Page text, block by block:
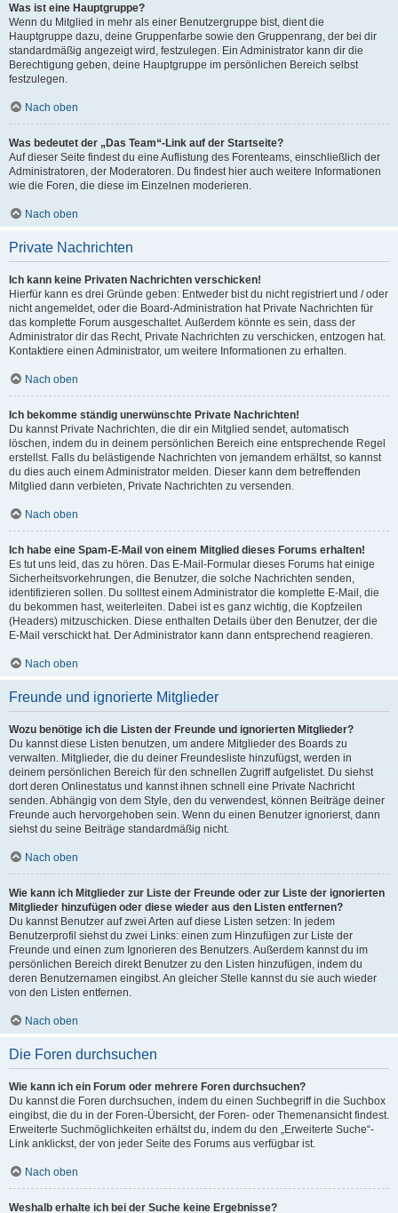
Was ist eine Hauptgruppe?
Wenn du Mitglied in mehr als einer Benutzergruppe bist, dient die
Hauptgruppe dazu, deine Gruppenfarbe sowie den Gruppenrang, der bei dir
standardmäßig angezeigt wird, festzulegen. Ein Administrator kann dir die
Berechtigung geben, deine Hauptgruppe im persönlichen Bereich selbst
festzulegen.
Nach oben
Was bedeutet der „Das Team“-Link auf der Startseite?
Auf dieser Seite findest du eine Auflistung des Forenteams, einschließlich der
Administratoren, der Moderatoren. Du findest hier auch weitere Informationen
wie die Foren, die diese im Einzelnen moderieren.
Nach oben
Private Nachrichten
Ich kann keine Privaten Nachrichten verschicken!
Hierfür kann es drei Gründe geben: Entweder bist du nicht registriert und / oder
nicht angemeldet, oder die Board-Administration hat Private Nachrichten für
das komplette Forum ausgeschaltet. Außerdem könnte es sein, dass der
Administrator dir das Recht, Private Nachrichten zu verschicken, entzogen hat.
Kontaktiere einen Administrator, um weitere Informationen zu erhalten.
Nach oben
Ich bekomme ständig unerwünschte Private Nachrichten!
Du kannst Private Nachrichten, die dir ein Mitglied sendet, automatisch
löschen, indem du in deinem persönlichen Bereich eine entsprechende Regel
erstellst. Falls du belästigende Nachrichten von jemandem erhältst, so kannst
du dies auch einem Administrator melden. Dieser kann dem betreffenden
Mitglied dann verbieten, Private Nachrichten zu versenden.
Nach oben
Ich habe eine Spam-E-Mail von einem Mitglied dieses Forums erhalten!
Es tut uns leid, das zu hören. Das E-Mail-Formular dieses Forums hat einige
Sicherheitsvorkehrungen, die Benutzer, die solche Nachrichten senden,
identifizieren sollen. Du solltest einem Administrator die komplette E-Mail, die
du bekommen hast, weiterleiten. Dabei ist es ganz wichtig, die Kopfzeilen
(Headers) mitzuschicken. Diese enthalten Details über den Benutzer, der die
E-Mail verschickt hat. Der Administrator kann dann entsprechend reagieren.
Nach oben
Freunde und ignorierte Mitglieder
Wozu benötige ich die Listen der Freunde und ignorierten Mitglieder?
Du kannst diese Listen benutzen, um andere Mitglieder des Boards zu
verwalten. Mitglieder, die du deiner Freundesliste hinzufügst, werden in
deinem persönlichen Bereich für den schnellen Zugriff aufgelistet. Du siehst
dort deren Onlinestatus und kannst ihnen schnell eine Private Nachricht
senden. Abhängig von dem Style, den du verwendest, können Beiträge deiner
Freunde auch hervorgehoben sein. Wenn du einen Benutzer ignorierst, dann
siehst du seine Beiträge standardmäßig nicht.
Nach oben
Wie kann ich Mitglieder zur Liste der Freunde oder zur Liste der ignorierten
Mitglieder hinzufügen oder diese wieder aus den Listen entfernen?
Du kannst Benutzer auf zwei Arten auf diese Listen setzen: In jedem
Benutzerprofil siehst du zwei Links: einen zum Hinzufügen zur Liste der
Freunde und einen zum Ignorieren des Benutzers. Außerdem kannst du im
persönlichen Bereich direkt Benutzer zu den Listen hinzufügen, indem du
deren Benutzernamen eingibst. An gleicher Stelle kannst du sie auch wieder
von den Listen entfernen.
Nach oben
Die Foren durchsuchen
Wie kann ich ein Forum oder mehrere Foren durchsuchen?
Du kannst die Foren durchsuchen, indem du einen Suchbegriff in die Suchbox
eingibst, die du in der Foren-Übersicht, der Foren- oder Themenansicht findest.
Erweiterte Suchmöglichkeiten erhältst du, indem du den „Erweiterte Suche“-
Link anklickst, der von jeder Seite des Forums aus verfügbar ist.
Nach oben
Weshalb erhalte ich bei der Suche keine Ergebnisse?